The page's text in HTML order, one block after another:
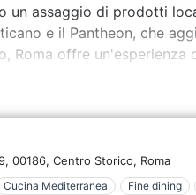
un assaggio di prodotti
e il Pantheon, che
offre un'esperienza
00186, Centro Storico, Roma
Cucina Mediterranea Fine dining